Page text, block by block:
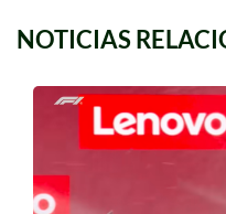
NOTICIAS